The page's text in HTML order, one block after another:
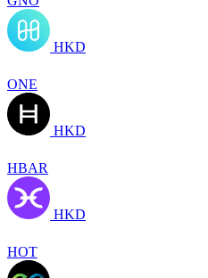
HKD
ONE
HKD
HBAR
HKD
HOT